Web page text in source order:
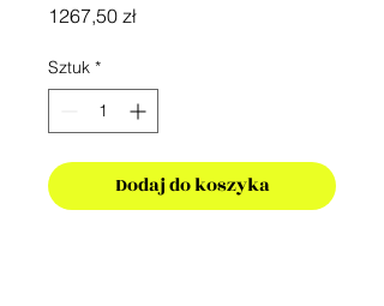
1267,50 złCena
Sztuk *
Dodaj do koszyka